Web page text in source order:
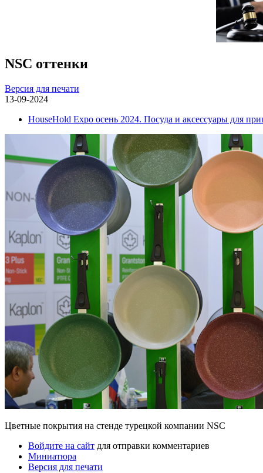
NSC оттенки
Версия для печати
13-09-2024
HouseHold Expo осень 2024. Посуда и аксессуары для
Цветные покрытия на стенде турецкой компании NSC
Войдите на сайт для отправки комментариев
Миниатюра
Версия для печати